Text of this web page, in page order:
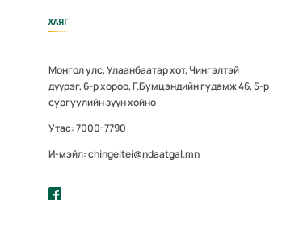
ХАЯГ
Монгол улс, Улаанбаатар хот, Чингэлтэй
дүүрэг, 6-р хороо, Г.Бумцэндийн гудамж 46, 5-р
сургуулийн зүүн хойно
Утас: 7000-7790
И-мэйл: chingeltei@ndaatgal.mn